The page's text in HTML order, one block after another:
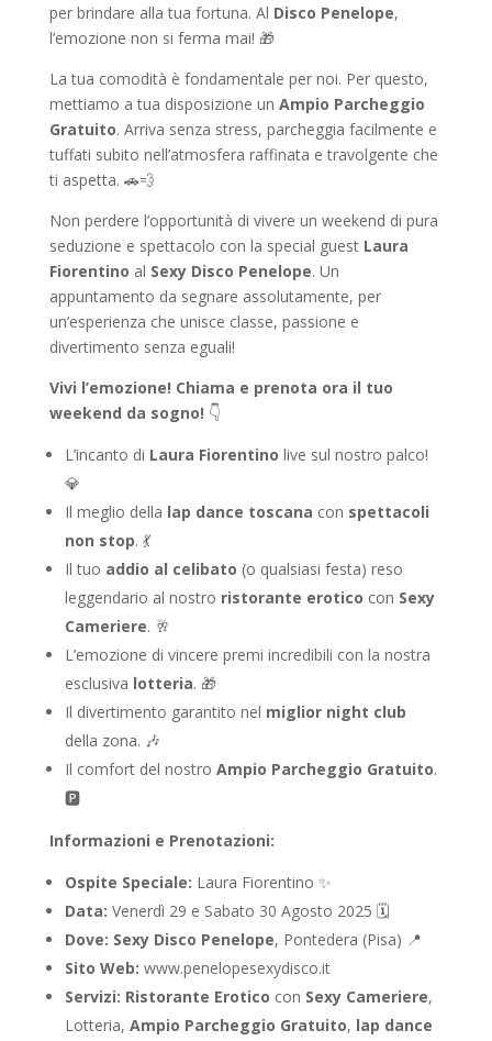
per brindare alla tua fortuna. Al Disco Penelope,
l’emozione non si ferma mai! 🎁
La tua comodità è fondamentale per noi. Per questo,
mettiamo a tua disposizione un Ampio Parcheggio
Gratuito. Arriva senza stress, parcheggia facilmente e
tuffati subito nell’atmosfera raffinata e travolgente che
ti aspetta. 🚗💨
Non perdere l’opportunità di vivere un weekend di pura
seduzione e spettacolo con la special guest Laura
Fiorentino al Sexy Disco Penelope. Un
appuntamento da segnare assolutamente, per
un’esperienza che unisce classe, passione e
divertimento senza eguali!
Vivi l’emozione! Chiama e prenota ora il tuo
weekend da sogno! 👇
L’incanto di Laura Fiorentino live sul nostro palco!
💎
Il meglio della lap dance toscana con spettacoli
non stop. 💃
Il tuo addio al celibato (o qualsiasi festa) reso
leggendario al nostro ristorante erotico con Sexy
Cameriere. 🥂
L’emozione di vincere premi incredibili con la nostra
esclusiva lotteria. 🎁
Il divertimento garantito nel miglior night club
della zona. 🎶
Il comfort del nostro Ampio Parcheggio Gratuito.
🅿️
Informazioni e Prenotazioni:
Ospite Speciale: Laura Fiorentino ✨
Data: Venerdì 29 e Sabato 30 Agosto 2025 🗓️
Dove: Sexy Disco Penelope, Pontedera (Pisa) 📍
Sito Web: www.penelopesexydisco.it
Servizi: Ristorante Erotico con Sexy Cameriere,
Lotteria, Ampio Parcheggio Gratuito, lap dance